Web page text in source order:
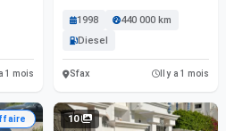
a 1 mois
1998
440 000 km
Diesel
Sfax Il y a 1 mois
10